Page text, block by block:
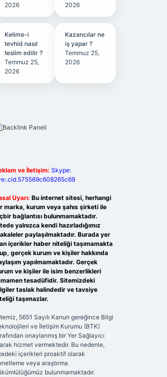
2026
2026
Kelime-i
tevhid nasıl
teslim edilir ?
Temmuz 25,
2026
Kazancılar ne
iş yapar ?
Temmuz 25,
2026
ve İletişim: Skype:
Uyarı: Bu internet sitesi, herhangi
marka, kurum veya şahıs şirketi ile
bağlantısı bulunmamaktadır.
yalnızca kendi hazırladığımız
paylaşılmaktadır. Burada yer
içerikler haber niteliği taşımamakta
gerçek kurum ve kişiler hakkında
yapılmamaktadır. Gerçek
ve kişiler ile isim benzerlikleri
tesadüfidir. Sitemizdeki
taslak halindedir ve tavsiye
taşımazlar.
5651 Sayılı Kanun gereğince Bilgi
ve İletişim Kurumu (BTK)
onaylanmış bir Yer Sağlayıcı
hizmet vermektedir. Bu nedenle,
içerikleri proaktif olarak
veya araştırma
bulunmamaktadır.